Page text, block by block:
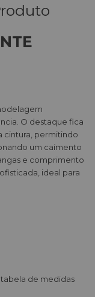
O destaque fica
cintura, permitindo
um caimento
e comprimento
ideal para
de medidas